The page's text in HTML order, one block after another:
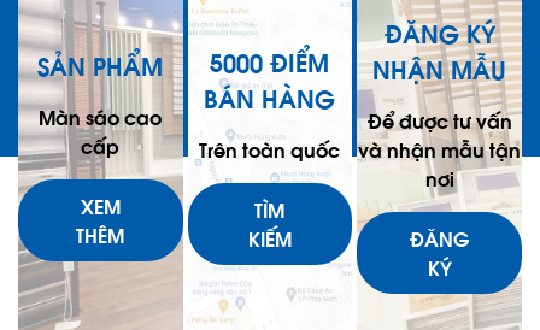
đến phức tạp, tạo nên điểm
nhấn độc đáo cho người
mặc.
SẢN PHẨM
Màn sáo cao
cấp
XEM
THÊM
5000 ĐIỂM
BÁN HÀNG
Trên toàn quốc
TÌM
KIẾM
ĐĂNG KÝ
NHẬN MẪU
Để được tư vấn
và nhận mẫu tận
nơi
ĐĂNG
KÝ